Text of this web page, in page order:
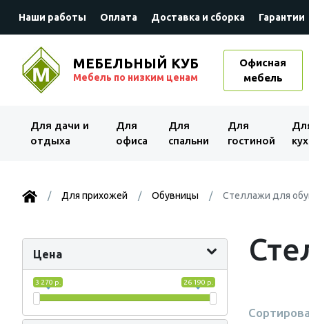
Наши работы Оплата Доставка и сборка Гарантии
МЕБЕЛЬНЫЙ КУБ
Мебель по низким ценам
Офисная
мебель
Для дачи и
отдыха
Для
офиса
Для
спальни
Для
гостиной
Для прихожей Обувницы Стеллажи для
Цена
3 270 р. 26 190 р.